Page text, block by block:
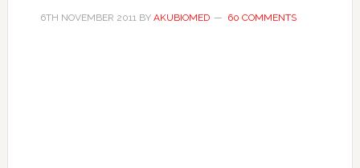
6TH NOVEMBER 2011BY AKUBIOMED 60 COMMENTS